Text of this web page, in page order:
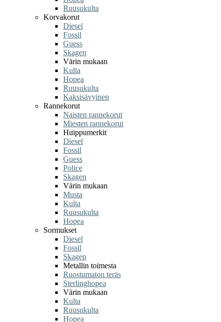
Ruusukulta
Korvakorut
Diesel
Fossil
Guess
Skagen
Värin mukaan
Kulta
Hopea
Ruusukulta
Kaksisävyinen
Rannekorut
Naisten rannekorut
Miesten rannekorut
Huippumerkit
Diesel
Fossil
Guess
Police
Skagen
Värin mukaan
Musta
Kulta
Ruusukulta
Hopea
Sormukset
Diesel
Fossil
Skagen
Metallin toimesta
Ruostumaton teräs
Sterlinghopea
Värin mukaan
Kulta
Ruusukulta
Hopea